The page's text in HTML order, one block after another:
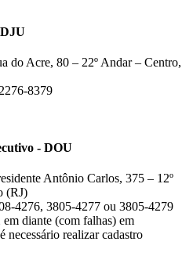
do Acre, 80 – 22º Andar – Centro,
8379
- DOU
Antônio Carlos, 375 – 12º
(RJ)
4276, 3805-4277 ou 3805-4279
diante (com falhas) em
necessário realizar cadastro